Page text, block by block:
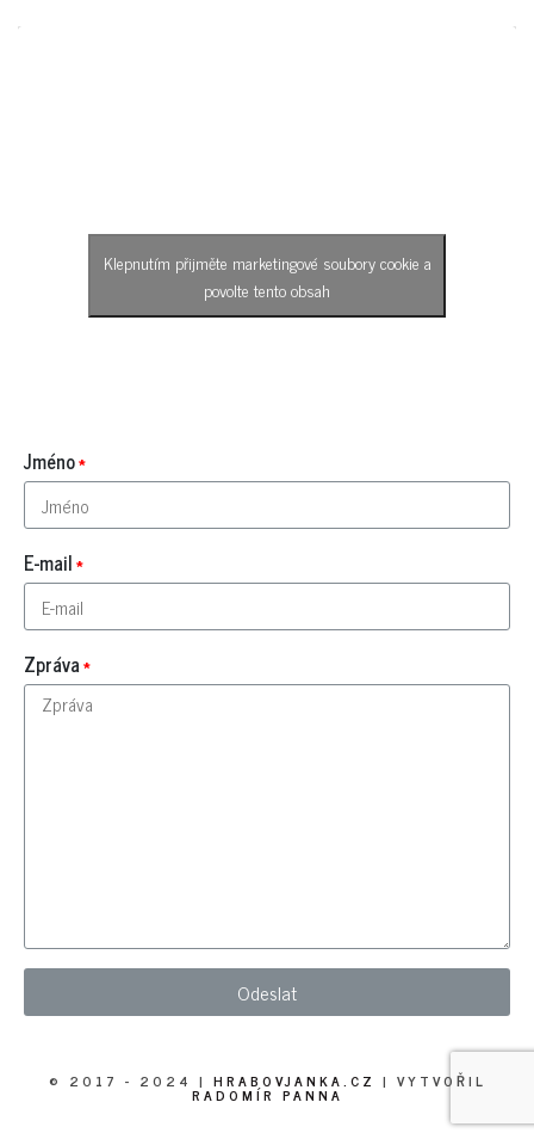
Klepnutím přijměte marketingové soubory cookie a
povolte tento obsah
Jméno
E-mail
Zpráva
© 2017 - 2024 | HRABOVJANKA.CZ | VYTVOŘIL
RADOMÍR PANNA